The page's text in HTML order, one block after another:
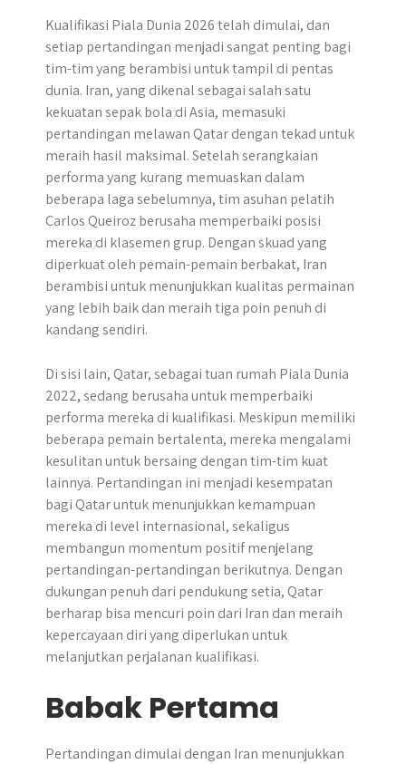
Kualifikasi Piala Dunia 2026 telah dimulai, dan
setiap pertandingan menjadi sangat penting bagi
tim-tim yang berambisi untuk tampil di pentas
dunia. Iran, yang dikenal sebagai salah satu
kekuatan sepak bola di Asia, memasuki
pertandingan melawan Qatar dengan tekad untuk
meraih hasil maksimal. Setelah serangkaian
performa yang kurang memuaskan dalam
beberapa laga sebelumnya, tim asuhan pelatih
Carlos Queiroz berusaha memperbaiki posisi
mereka di klasemen grup. Dengan skuad yang
diperkuat oleh pemain-pemain berbakat, Iran
berambisi untuk menunjukkan kualitas permainan
yang lebih baik dan meraih tiga poin penuh di
kandang sendiri.
Di sisi lain, Qatar, sebagai tuan rumah Piala Dunia
2022, sedang berusaha untuk memperbaiki
performa mereka di kualifikasi. Meskipun memiliki
beberapa pemain bertalenta, mereka mengalami
kesulitan untuk bersaing dengan tim-tim kuat
lainnya. Pertandingan ini menjadi kesempatan
bagi Qatar untuk menunjukkan kemampuan
mereka di level internasional, sekaligus
membangun momentum positif menjelang
pertandingan-pertandingan berikutnya. Dengan
dukungan penuh dari pendukung setia, Qatar
berharap bisa mencuri poin dari Iran dan meraih
kepercayaan diri yang diperlukan untuk
melanjutkan perjalanan kualifikasi.
Babak Pertama
Pertandingan dimulai dengan Iran menunjukkan